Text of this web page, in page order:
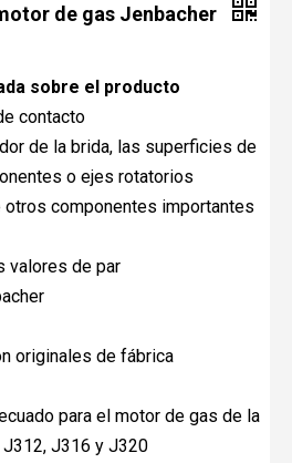
de gas Jenbacher
sobre el producto
contacto
de la brida, las superficies de
o ejes rotatorios
componentes importantes
valores de par
originales de fábrica
para el motor de gas de la
J316 y J320